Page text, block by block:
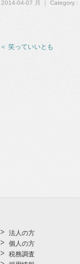
2014-04-07 月 ｜ Category :
＜ 笑っていいとも
法人の方
個人の方
税務調査